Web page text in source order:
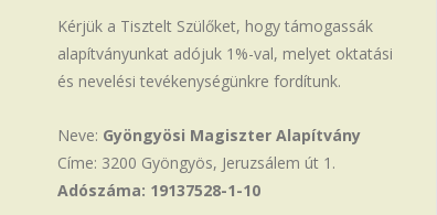
Kérjük a Tisztelt Szülőket, hogy támogassák
alapítványunkat adójuk 1%-val, melyet oktatási
és nevelési tevékenységünkre fordítunk.
Neve: Gyöngyösi Magiszter Alapítvány
Címe: 3200 Gyöngyös, Jeruzsálem út 1.
Adószáma: 19137528-1-10